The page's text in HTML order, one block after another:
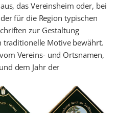
das Vereinsheim oder, bei
für die Region typischen
zur Gestaltung
traditionelle Motive bewährt.
Vereins- und Ortsnamen,
dem Jahr der